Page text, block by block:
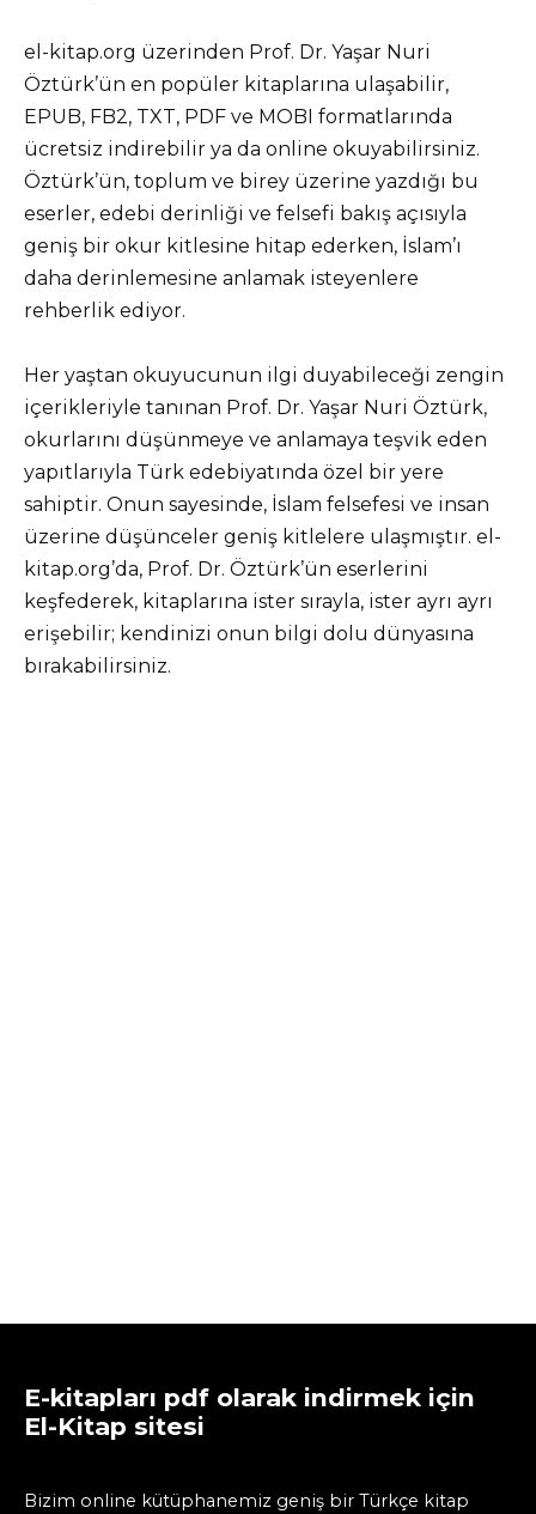
el-kitap.org üzerinden Prof. Dr. Yaşar Nuri
Öztürk’ün en popüler kitaplarına ulaşabilir,
EPUB, FB2, TXT, PDF ve MOBI formatlarında
ücretsiz indirebilir ya da online okuyabilirsiniz.
Öztürk’ün, toplum ve birey üzerine yazdığı bu
eserler, edebi derinliği ve felsefi bakış açısıyla
geniş bir okur kitlesine hitap ederken, İslam’ı
daha derinlemesine anlamak isteyenlere
rehberlik ediyor.
Her yaştan okuyucunun ilgi duyabileceği zengin
içerikleriyle tanınan Prof. Dr. Yaşar Nuri Öztürk,
okurlarını düşünmeye ve anlamaya teşvik eden
yapıtlarıyla Türk edebiyatında özel bir yere
sahiptir. Onun sayesinde, İslam felsefesi ve insan
üzerine düşünceler geniş kitlelere ulaşmıştır. el-
kitap.org’da, Prof. Dr. Öztürk’ün eserlerini
keşfederek, kitaplarına ister sırayla, ister ayrı ayrı
erişebilir; kendinizi onun bilgi dolu dünyasına
bırakabilirsiniz.
E-kitapları pdf olarak indirmek için
El-Kitap sitesi
Bizim online kütüphanemiz geniş bir Türkçe kitap